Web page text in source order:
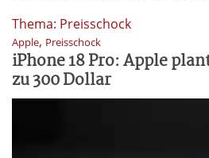
Thema: Preisschock
Apple, Preisschock
iPhone 18 Pro: Apple
zu 300 Dollar